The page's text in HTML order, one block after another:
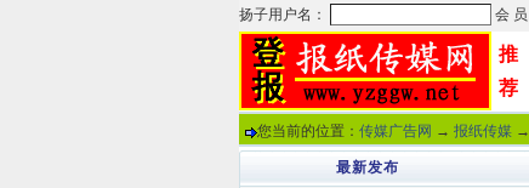
推
荐
您当前的位置： 传媒广告网 → 报纸传媒 →
最新发布